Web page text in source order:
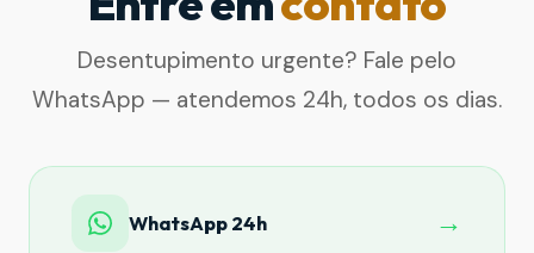
Desentupimento urgente? Fale pelo
WhatsApp — atendemos 24h, todos os dias.
WhatsApp 24h →